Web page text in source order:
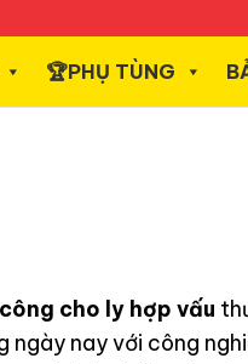
️🏆PHỤ TÙNG
cho ly hợp vấu
ngày nay với công